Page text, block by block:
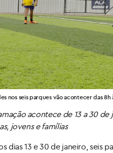
nos seis parques vão acontecer das
acontece de 13 a 30
jovens e famílias
dias 13 e 30 de janeiro, seis